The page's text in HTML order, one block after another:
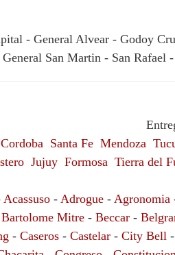
- General Alvear - Godoy
San Martin - San Rafael
Cordoba Santa Fe Mendoza
Jujuy Formosa Tierra del
Acassuso - Adrogue - Agronomia
Bartolome Mitre - Beccar -
- Caseros - Castelar - City Bell -